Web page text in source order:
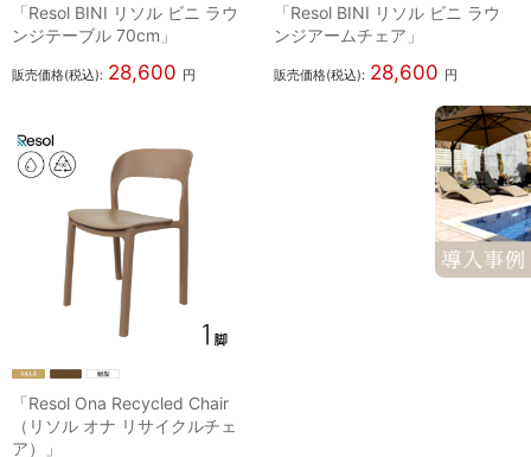
「Resol BINI リソル ビニ ラウ
ンジテーブル 70cm」
販売価格(税込): 28,600 円
「Resol BINI リソル ビニ ラウ
ンジアームチェア」
販売価格(税込): 28,600 円
「Resol Ona Recycled Chair
（リソル オナ リサイクルチェ
ア）」